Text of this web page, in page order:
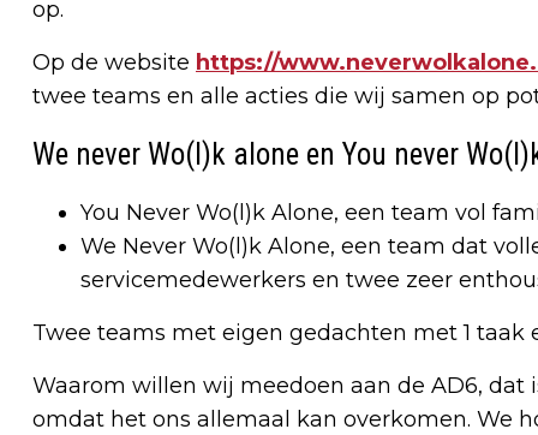
op.
Op de website https://
twee teams en alle acties die wij samen op
We never Wo(l)k alone en You never
You Never Wo(l)k Alone, een team vol
We Never Wo(l)k Alone, een team dat
servicemedewerkers en twee zeer
Twee teams met eigen gedachten met 1 taak
Waarom willen wij meedoen aan de AD6,
omdat het ons allemaal kan overkomen. We